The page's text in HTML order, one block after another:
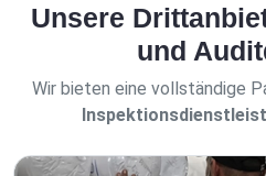
Unsere
und
Wir bieten eine vollständige